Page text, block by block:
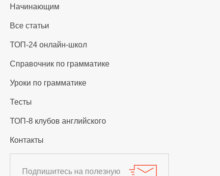
Начинающим
Все статьи
ТОП-24 онлайн-школ
Справочник по грамматике
Уроки по грамматике
Тесты
ТОП-8 клубов английского
Контакты
Подпишитесь на полезную